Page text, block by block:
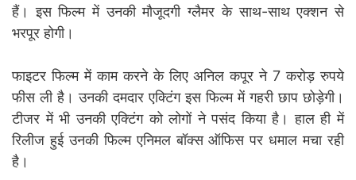
हैं। इस फिल्म में उनकी मौजूदगी ग्लैमर के साथ-साथ एक्शन से
भरपूर होगी।
फाइटर फिल्म में काम करने के लिए अनिल कपूर ने 7 करोड़ रुपये
फीस ली है। उनकी दमदार एक्टिंग इस फिल्म में गहरी छाप छोड़ेगी।
टीजर में भी उनकी एक्टिंग को लोगों ने पसंद किया है। हाल ही में
रिलीज हुई उनकी फिल्म एनिमल बॉक्स ऑफिस पर धमाल मचा रही
है।